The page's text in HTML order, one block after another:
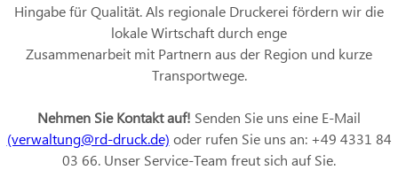
Hingabe für Qualität. Als regionale Druckerei fördern wir die
lokale Wirtschaft durch enge
Zusammenarbeit mit Partnern aus der Region und kurze
Transportwege.
Nehmen Sie Kontakt auf! Senden Sie uns eine E-Mail
(verwaltung@rd-druck.de) oder rufen Sie uns an: +49 4331 84
03 66. Unser Service-Team freut sich auf Sie.